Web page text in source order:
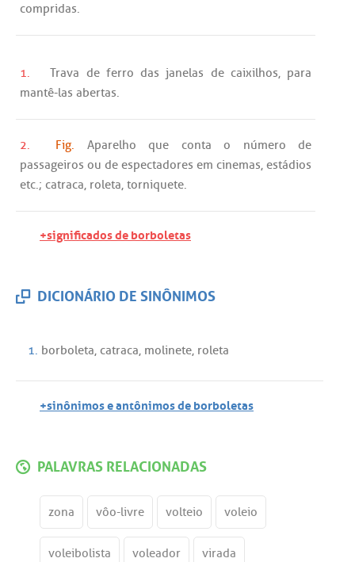
compridas.
1. Trava de ferro das janelas de caixilhos, para
mantê-las abertas.
2. Fig. Aparelho que conta o número
de
passageiros ou de espectadores em cinemas, estádios
etc.; catraca, roleta, torniquete.
+significados de borboletas
DICIONÁRIO DE SINÔNIMOS
1. borboleta, catraca, molinete, roleta
+sinônimos e antônimos de borboletas
PALAVRAS RELACIONADAS
zona vôo-livre volteio voleio
voleibolista voleador virada